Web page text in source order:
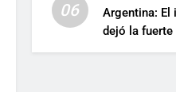
06
Argentina: El
dejó la
incalculable